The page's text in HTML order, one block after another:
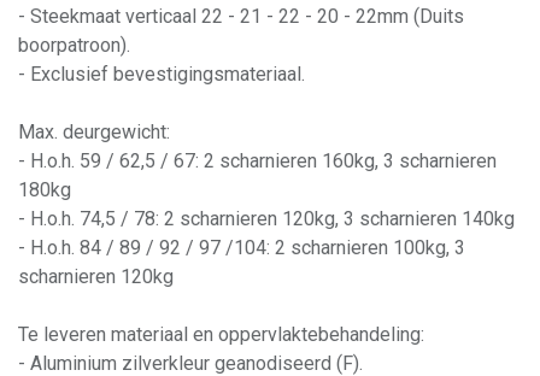
- Steekmaat verticaal 22 - 21 - 22 - 20 - 22mm (Duits
boorpatroon).
- Exclusief bevestigingsmateriaal.
Max. deurgewicht:
- H.o.h. 59 / 62,5 / 67: 2 scharnieren 160kg, 3 scharnieren
180kg
- H.o.h. 74,5 / 78: 2 scharnieren 120kg, 3 scharnieren 140kg
- H.o.h. 84 / 89 / 92 / 97 /104: 2 scharnieren 100kg, 3
scharnieren 120kg
Te leveren materiaal en oppervlaktebehandeling:
- Aluminium zilverkleur geanodiseerd (F).